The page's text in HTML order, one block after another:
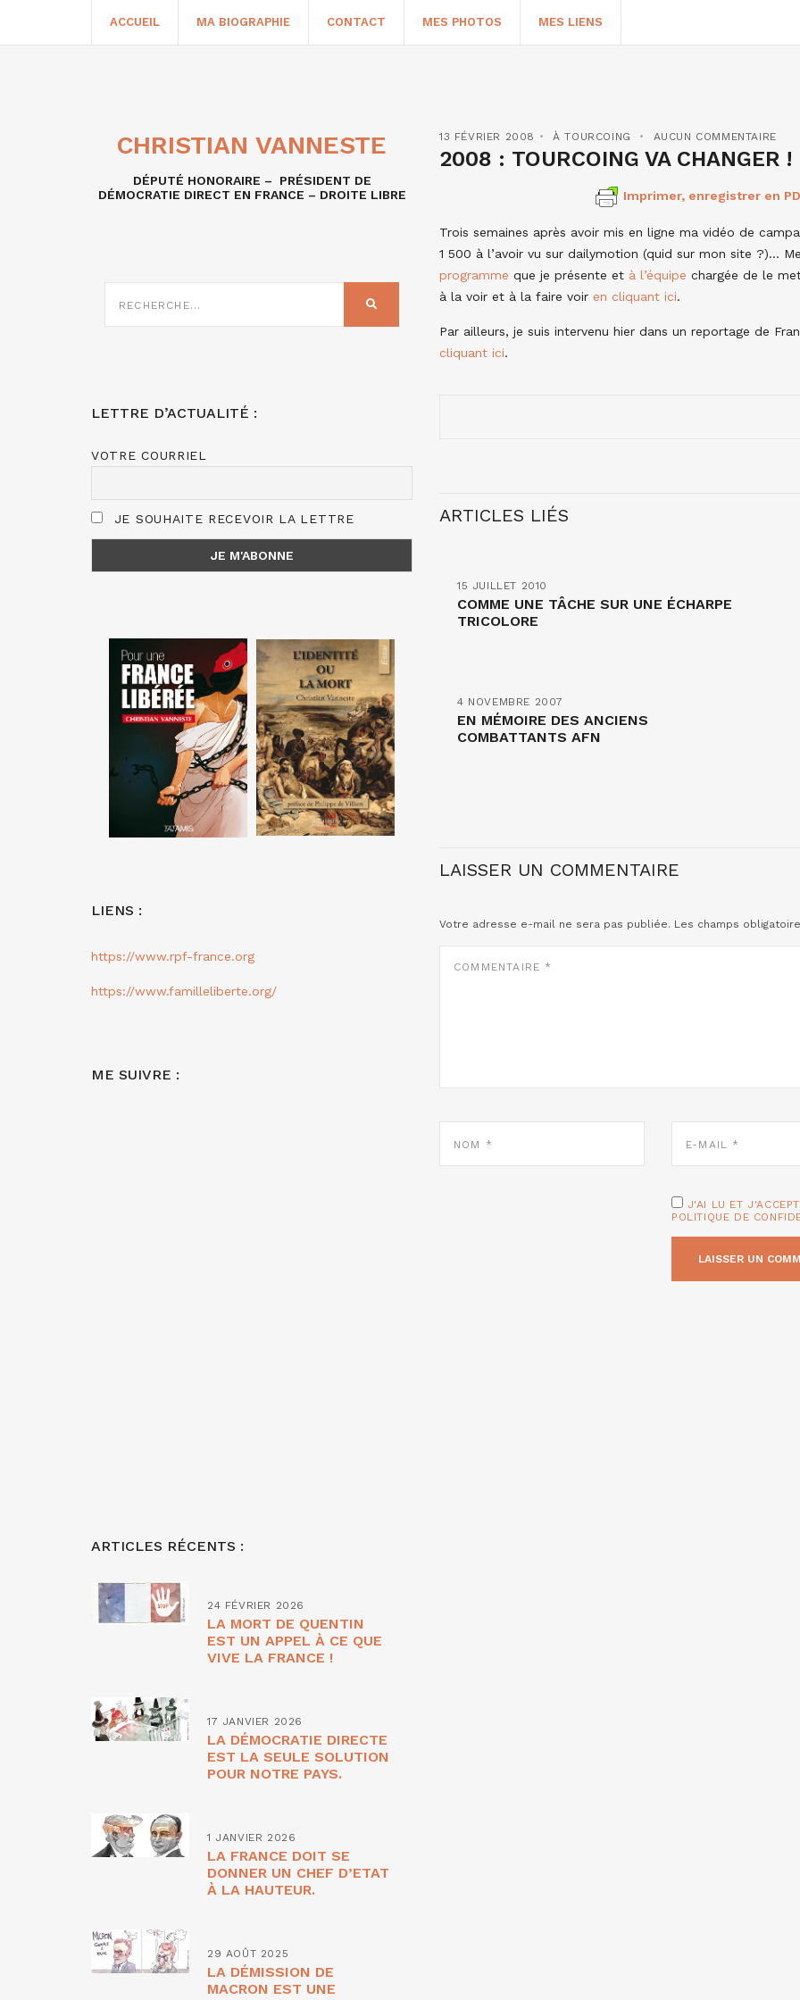
ACCUEIL MA BIOGRAPHIE CONTACT MES PHOTOS MES LIENS
13 FÉVRIER 2008 À TOURCOING AUCUN COMMENTAIRE
2008 : TOURCOING VA CHANGER !
Imprimer, enregistrer en
Trois semaines après avoir mis en ligne ma vidéo de
1 500 à l’avoir vu sur dailymotion (quid sur mon site ?)…
programme que je présente et à l’équipe chargée de le
à la voir et à la faire voir en cliquant ici.
Par ailleurs, je suis intervenu hier dans un reportage de
cliquant ici.
ARTICLES LIÉS
15 JUILLET 2010
COMME UNE TÂCHE SUR UNE ÉCHARPE
TRICOLORE
4 NOVEMBRE 2007
EN MÉMOIRE DES ANCIENS
COMBATTANTS AFN
LAISSER UN COMMENTAIRE
Votre adresse e-mail ne sera pas publiée. Les champs
MAIL
J'AI LU ET
POLITIQUE DE
CHRISTIAN VANNESTE
DÉPUTÉ HONORAIRE – PRÉSIDENT DE
DÉMOCRATIE DIRECT EN FRANCE – DROITE LIBRE
SUR
RECHERCHER
LETTRE D’ACTUALITÉ :
VOTRE COURRIEL
JE SOUHAITE RECEVOIR LA LETTRE
LIENS :
https://www.rpf-france.org
https://www.familleliberte.org/
ME SUIVRE :
ARTICLES RÉCENTS :
24 FÉVRIER 2026
LA MORT DE QUENTIN
EST UN APPEL À CE QUE
VIVE LA FRANCE !
17 JANVIER 2026
LA DÉMOCRATIE DIRECTE
EST LA SEULE SOLUTION
POUR NOTRE PAYS.
1 JANVIER 2026
LA FRANCE DOIT SE
DONNER UN CHEF D’ETAT
À LA HAUTEUR.
29 AOÛT 2025
LA DÉMISSION DE
MACRON EST UNE